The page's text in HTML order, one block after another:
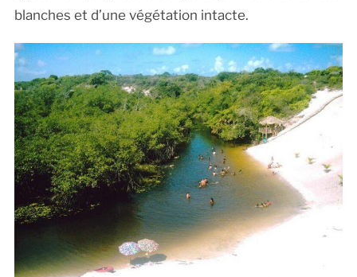
blanches et d’une végétation intacte.